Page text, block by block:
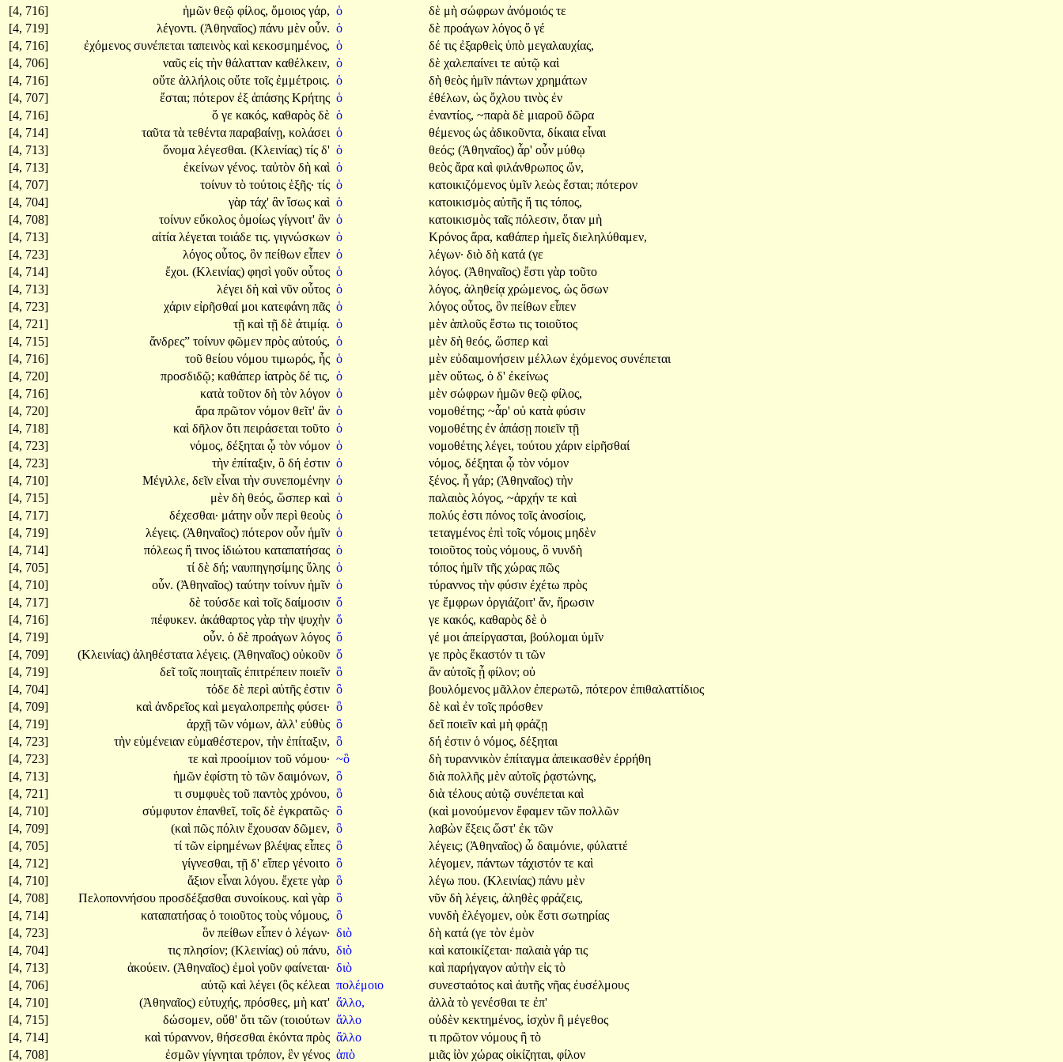
[4, 716]
ἡμῶν θεῷ φίλος, ὅμοιος γάρ, ὁ δὲ μὴ σώφρων ἀνόμοιός τε
[4, 719]
λέγοντι. (Ἀθηναῖος) πάνυ μὲν οὖν. ὁ δὲ προάγων λόγος ὅ γέ
[4, 716]
ἐχόμενος συνέπεται ταπεινὸς καὶ κεκοσμημένος, ὁ δέ τις ἐξαρθεὶς ὑπὸ μεγαλαυχίας,
[4, 706]
ναῦς εἰς τὴν θάλατταν καθέλκειν, ὁ δὲ χαλεπαίνει τε αὐτῷ καὶ
[4, 716]
οὔτε ἀλλήλοις οὔτε τοῖς ἐμμέτροις. ὁ δὴ θεὸς ἡμῖν πάντων χρημάτων
[4, 707]
ἔσται; πότερον ἐξ ἁπάσης Κρήτης ὁ ἐθέλων, ὡς ὄχλου τινὸς ἐν
[4, 716]
ὅ γε κακός, καθαρὸς δὲ ὁ ἐναντίος, ~παρὰ δὲ μιαροῦ δῶρα
[4, 714]
ταῦτα τὰ τεθέντα παραβαίνῃ, κολάσει ὁ θέμενος ὡς ἀδικοῦντα, δίκαια εἶναι
[4, 713]
ὄνομα λέγεσθαι. (Κλεινίας) τίς δ' ὁ θεός; (Ἀθηναῖος) ἆρ' οὖν μύθῳ
[4, 713]
ἐκείνων γένος. ταὐτὸν δὴ καὶ ὁ θεὸς ἄρα καὶ φιλάνθρωπος ὤν,
[4, 707]
τοίνυν τὸ τούτοις ἑξῆς· τίς ὁ κατοικιζόμενος ὑμῖν λεὼς ἔσται; πότερον
[4, 704]
γὰρ τάχ' ἂν ἴσως καὶ ὁ κατοικισμὸς αὐτῆς ἤ τις τόπος,
[4, 708]
τοίνυν εὔκολος ὁμοίως γίγνοιτ' ἂν ὁ κατοικισμὸς ταῖς πόλεσιν, ὅταν μὴ
[4, 713]
αἰτία λέγεται τοιάδε τις. γιγνώσκων ὁ Κρόνος ἄρα, καθάπερ ἡμεῖς διεληλύθαμεν,
[4, 723]
λόγος οὗτος, ὃν πείθων εἶπεν ὁ λέγων· διὸ δὴ κατά (γε
[4, 714]
ἔχοι. (Κλεινίας) φησὶ γοῦν οὗτος ὁ λόγος. (Ἀθηναῖος) ἔστι γὰρ τοῦτο
[4, 713]
λέγει δὴ καὶ νῦν οὗτος ὁ λόγος, ἀληθείᾳ χρώμενος, ὡς ὅσων
[4, 723]
χάριν εἰρῆσθαί μοι κατεφάνη πᾶς ὁ λόγος οὗτος, ὃν πείθων εἶπεν
[4, 721]
τῇ καὶ τῇ δὲ ἀτιμίᾳ. ὁ μὲν ἁπλοῦς ἔστω τις τοιοῦτος
[4, 715]
ἄνδρες” τοίνυν φῶμεν πρὸς αὐτούς, ὁ μὲν δὴ θεός, ὥσπερ καὶ
[4, 716]
τοῦ θείου νόμου τιμωρός, ἧς ὁ μὲν εὐδαιμονήσειν μέλλων ἐχόμενος συνέπεται
[4, 720]
προσδιδῷ; καθάπερ ἰατρὸς δέ τις, ὁ μὲν οὕτως, ὁ δ' ἐκείνως
[4, 716]
κατὰ τοῦτον δὴ τὸν λόγον ὁ μὲν σώφρων ἡμῶν θεῷ φίλος,
[4, 720]
ἄρα πρῶτον νόμον θεῖτ' ἂν ὁ νομοθέτης; ~ἆρ' οὐ κατὰ φύσιν
[4, 718]
καὶ δῆλον ὅτι πειράσεται τοῦτο ὁ νομοθέτης ἐν ἁπάσῃ ποιεῖν τῇ
[4, 723]
νόμος, δέξηται ᾧ τὸν νόμον ὁ νομοθέτης λέγει, τούτου χάριν εἰρῆσθαί
[4, 723]
τὴν ἐπίταξιν, ὃ δή ἐστιν ὁ νόμος, δέξηται ᾧ τὸν νόμον
[4, 710]
Μέγιλλε, δεῖν εἶναι τὴν συνεπομένην ὁ ξένος. ἦ γάρ; (Ἀθηναῖος) τὴν
[4, 715]
μὲν δὴ θεός, ὥσπερ καὶ ὁ παλαιὸς λόγος, ~ἀρχήν τε καὶ
[4, 717]
δέχεσθαι· μάτην οὖν περὶ θεοὺς ὁ πολύς ἐστι πόνος τοῖς ἀνοσίοις,
[4, 719]
λέγεις. (Ἀθηναῖος) πότερον οὖν ἡμῖν ὁ τεταγμένος ἐπὶ τοῖς νόμοις μηδὲν
[4, 714]
πόλεως ἤ τινος ἰδιώτου καταπατήσας ὁ τοιοῦτος τοὺς νόμους, ὃ νυνδὴ
[4, 705]
τί δὲ δή; ναυπηγησίμης ὕλης ὁ τόπος ἡμῖν τῆς χώρας πῶς
[4, 710]
οὖν. (Ἀθηναῖος) ταύτην τοίνυν ἡμῖν ὁ τύραννος τὴν φύσιν ἐχέτω πρὸς
[4, 717]
δὲ τούσδε καὶ τοῖς δαίμοσιν ὅ γε ἔμφρων ὀργιάζοιτ' ἄν, ἥρωσιν
[4, 716]
πέφυκεν. ἀκάθαρτος γὰρ τὴν ψυχὴν ὅ γε κακός, καθαρὸς δὲ ὁ
[4, 719]
οὖν. ὁ δὲ προάγων λόγος ὅ γέ μοι ἀπείργασται, βούλομαι ὑμῖν
[4, 709]
(Κλεινίας) ἀληθέστατα λέγεις. (Ἀθηναῖος) οὐκοῦν ὅ γε πρὸς ἕκαστόν τι τῶν
[4, 719]
δεῖτοῖς ποιηταῖς ἐπιτρέπειν ποιεῖν ὃ ἂν αὐτοῖς ᾖ φίλον; οὐ
[4, 704]
τόδε δὲ περὶ αὐτῆς ἐστιν ὃ βουλόμενος μᾶλλον ἐπερωτῶ, πότερον ἐπιθαλαττίδιος
[4, 709]
καὶ ἀνδρεῖος καὶ μεγαλοπρεπὴς φύσει· ὃ δὲ καὶ ἐν τοῖς πρόσθεν
[4, 719]
ἀρχῇ τῶν νόμων, ἀλλ' εὐθὺς ὃ δεῖποιεῖν καὶ μὴ φράζῃ
[4, 723]
τὴν εὐμένειαν εὐμαθέστερον, τὴν ἐπίταξιν, ὃ δή ἐστιν ὁ νόμος, δέξηται
[4, 723]
τε καὶ προοίμιον τοῦ νόμου· ~ὃ δὴ τυραννικὸν ἐπίταγμα ἀπεικασθὲν ἐρρήθη
[4, 713]
ἡμῶν ἐφίστη τὸ τῶν δαιμόνων, ὃ διὰ πολλῆς μὲν αὐτοῖς ῥᾳστώνης,
[4, 721]
τι συμφυὲς τοῦ παντὸς χρόνου, ὃ διὰ τέλους αὐτῷ συνέπεται καὶ
[4, 710]
σύμφυτον ἐπανθεῖ, τοῖς δὲ ἐγκρατῶς· ὃ (καὶ μονούμενον ἔφαμεν τῶν πολλῶν
[4, 709]
(καὶ πῶς πόλιν ἔχουσαν δῶμεν, ὃ λαβὼν ἕξεις ὥστ' ἐκ τῶν
[4, 705]
τί τῶν εἰρημένων βλέψας εἶπες ὃ λέγεις; (Ἀθηναῖος) ὦ δαιμόνιε, φύλαττέ
[4, 712]
γίγνεσθαι, τῇ δ' εἴπερ γένοιτο ὃ λέγομεν, πάντων τάχιστόν τε καὶ
[4, 710]
ἄξιον εἶναι λόγου. ἔχετε γὰρ ὃ λέγω που. (Κλεινίας) πάνυ μὲν
[4, 708]
Πελοποννήσου προσδέξασθαι συνοίκους. καὶ γὰρ ὃ νῦν δὴ λέγεις, ἀληθὲς φράζεις,
[4, 714]
καταπατήσας ὁ τοιοῦτος τοὺς νόμους, ὃ νυνδὴ ἐλέγομεν, οὐκ ἔστι σωτηρίας
[4, 723]
ὃν πείθων εἶπεν ὁ λέγων· διὸ δὴ κατά (γε τὸν ἐμὸν
[4, 704]
τις πλησίον; (Κλεινίας) οὐ πάνυ, διὸ καὶ κατοικίζεται· παλαιὰ γάρ τις
[4, 713]
ἀκούειν. (Ἀθηναῖος) ἐμοὶ γοῦν φαίνεται· διὸ καὶ παρήγαγον αὐτὴν εἰς τὸ
[4, 706]
αὐτῷ καὶ λέγει (ὃς κέλεαι πολέμοιο συνεσταότος καὶ ἀυτῆς νῆας ἐυσέλμους
[4, 710]
(Ἀθηναῖος) εὐτυχής, πρόσθες, μὴ κατ' ἄλλο, ἀλλὰ τὸ γενέσθαι τε ἐπ'
[4, 715]
δώσομεν, οὔθ' ὅτι τῶν (τοιούτων ἄλλο οὐδὲν κεκτημένος, ἰσχὺν ἢ μέγεθος
[4, 714]
καὶ τύραννον, θήσεσθαι ἑκόντα πρὸς ἄλλο τι πρῶτον νόμους ἢ τὸ
[4, 708]
ἐσμῶν γίγνηται τρόπον, ἓν γένος ἀπὸ μιᾶς ἰὸν χώρας οἰκίζηται, φίλον